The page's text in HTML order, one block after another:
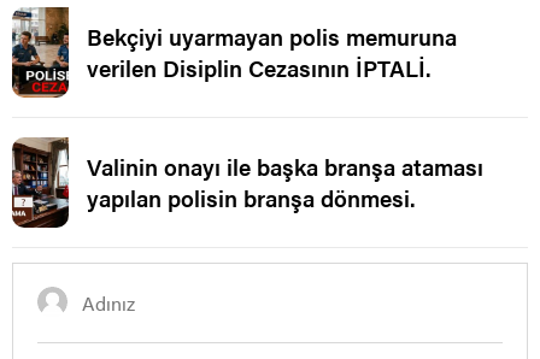
Bekçiyi uyarmayan polis memuruna
verilen Disiplin Cezasının İPTALİ.
Valinin onayı ile başka branşa ataması
yapılan polisin branşa dönmesi.